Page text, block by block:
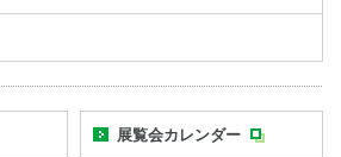
展覧会カレンダー